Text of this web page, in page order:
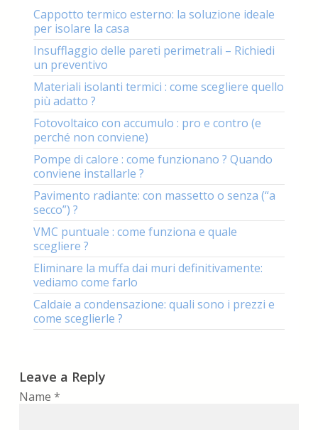
Cappotto termico esterno: la soluzione ideale
per isolare la casa
Insufflaggio delle pareti perimetrali – Richiedi
un preventivo
Materiali isolanti termici : come scegliere quello
più adatto ?
Fotovoltaico con accumulo : pro e contro (e
perché non conviene)
Pompe di calore : come funzionano ? Quando
conviene installarle ?
Pavimento radiante: con massetto o senza (“a
secco”) ?
VMC puntuale : come funziona e quale
scegliere ?
Eliminare la muffa dai muri definitivamente:
vediamo come farlo
Caldaie a condensazione: quali sono i prezzi e
come sceglierle ?
Leave a Reply
Name *